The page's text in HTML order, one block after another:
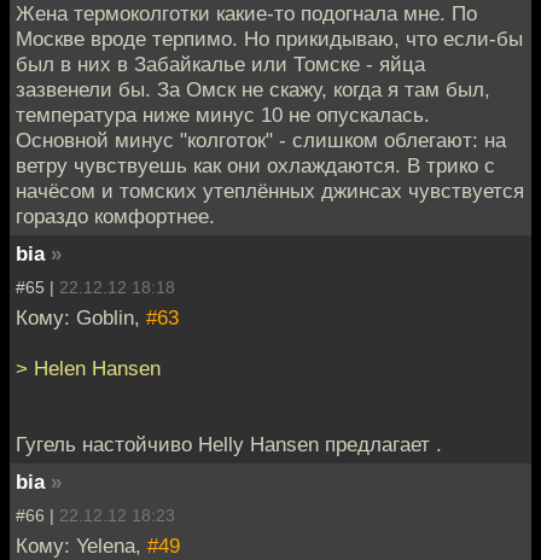
Жена термоколготки какие-то подогнала мне. По
Москве вроде терпимо. Но прикидываю, что если-бы
был в них в Забайкалье или Томске - яйца
зазвенели бы. За Омск не скажу, когда я там был,
температура ниже минус 10 не опускалась.
Основной минус "колготок" - слишком облегают: на
ветру чувствуешь как они охлаждаются. В трико с
начёсом и томских утеплённых джинсах чувствуется
гораздо комфортнее.
bia »
#65 | 22.12.12 18:18
Кому: Goblin, #63
> Helen Hansen
Гугель настойчиво Helly Hansen предлагает .
bia »
#66 | 22.12.12 18:23
Кому: Yelena, #49